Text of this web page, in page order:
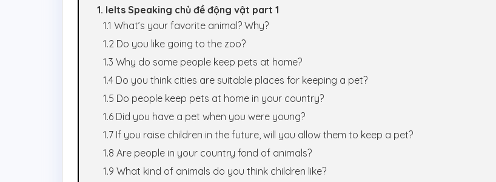
1. Ielts Speaking chủ đề động vật part 1
1.1 What’s your favorite animal? Why?
1.2 Do you like going to the zoo?
1.3 Why do some people keep pets at home?
1.4 Do you think cities are suitable places for keeping a pet?
1.5 Do people keep pets at home in your country?
1.6 Did you have a pet when you were young?
1.7 If you raise children in the future, will you allow them to keep a pet?
1.8 Are people in your country fond of animals?
1.9 What kind of animals do you think children like?